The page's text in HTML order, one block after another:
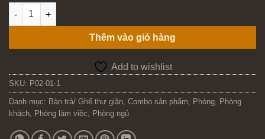
Ghế thư giãn | POANG | plywood óc chó | da nâu |
Thêm vào giỏ hàng
Add to wishlist
SKU: P02-01-1
Danh mục: Bàn trà/ Ghế thư giãn, Combo sản phẩm, Phòng, Phòng
khách, Phòng làm việc, Phòng ngủ